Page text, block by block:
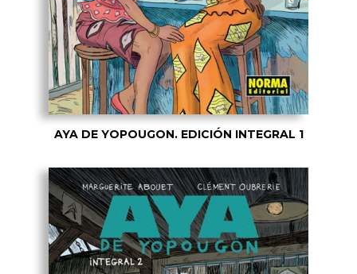
AYA DE YOPOUGON. EDICIÓN INTEGRAL 1